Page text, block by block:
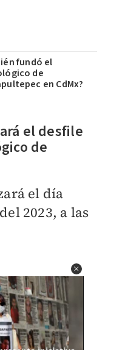
fundó el
de
en CdMx?
el desfile
de
el día
2023, a las